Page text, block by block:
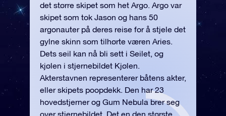
det større skipet som het Argo. Argo var
skipet som tok Jason og hans 50
argonauter på deres reise for å stjele det
gylne skinn som tilhørte væren Aries.
Dets seil kan nå bli sett i Seilet, og
kjølen i stjernebildet Kjølen.
Akterstavnen representerer båtens akter,
eller skipets poopdekk. Den har 23
hovedstjerner og Gum Nebula brer seg
over stjernebildet. Det en den største